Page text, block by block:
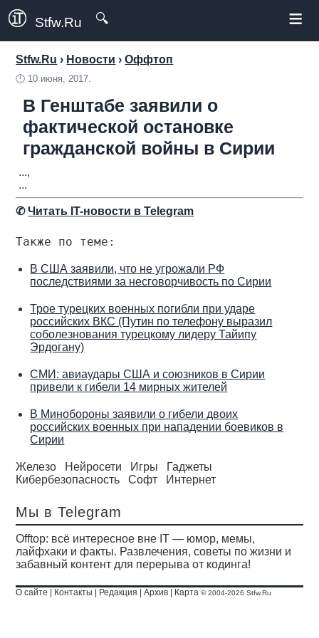
Stfw.Ru 🔍 ≡
Stfw.Ru › Новости ›Оффтоп
🕛 10 июня, 2017.
В Генштабе заявили о
фактической остановке
гражданской войны в Сирии
...,
...
✆Читать IT-новости в Telegram
Также по теме:
В США заявили, что не угрожали РФ
последствиями за несговорчивость по Сирии
Трое турецких военных погибли при ударе
российских ВКС (Путин по телефону выразил
соболезнования турецкому лидеру Тайипу
Эрдогану)
СМИ: авиаудары США и союзников в Сирии
привели к гибели 14 мирных жителей
В Минобороны заявили о гибели двоих
российских военных при нападении боевиков в
Сирии
Железо Нейросети Игры
Гаджеты
Кибербезопасность
Софт Интернет
Мы в Telegram
Offtop: всё интересное вне IT — юмор, мемы,
лайфхаки и факты. Развлечения, советы по жизни и
забавный контент для перерыва от кодинга!
О сайте Контакты Редакция |Архив Карта © 2004-2026 Stfw.Ru